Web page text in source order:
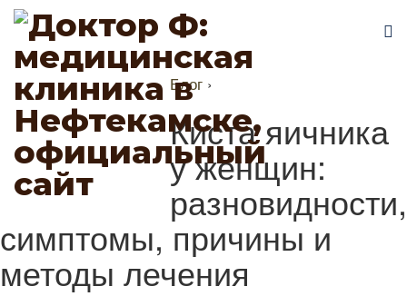
Блог ›
Киста яичника
у женщин:
разновидности,
симптомы, причины и
методы лечения